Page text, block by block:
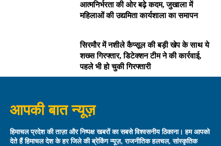
आत्मनिर्भरता की ओर बढ़े कदम, जुखाला में
महिलाओं की उद्यमिता कार्यशाला का समापन
सिरमौर में नशीले कैप्सूल की बड़ी खेप के साथ ये
शख्स गिरफ्तार, डिटेक्शन टीम ने की कार्रवाई,
पहले भी हो चुकी गिरफ्तारी
आपकी बात न्यूज़
हिमाचल प्रदेश की ताज़ा और निष्पक्ष खबरों का सबसे विश्वसनीय ठिकाना। हम आपको
देते हैं हिमाचल देश के हर जिले की ब्रेकिंग न्यूज़, राजनीतिक हलचल, सांस्कृतिक